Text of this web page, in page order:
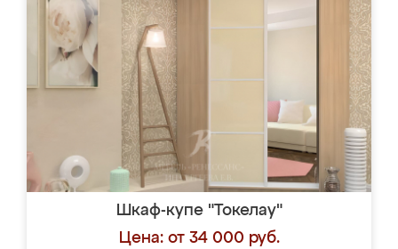
Шкаф-купе "Токелау"
Цена: от 34 000 руб.